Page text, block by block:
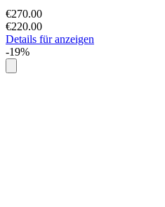
€270.00
€220.00
Details für anzeigen
-19%